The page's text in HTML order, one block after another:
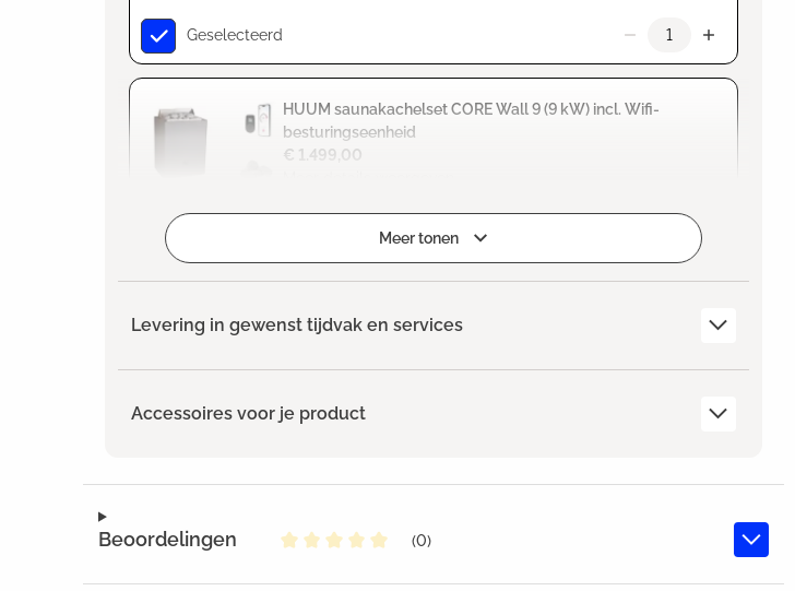
Geselecteerd
HUUM saunakachelset CORE Wall 9 (9 kW) incl. Wifi-
besturingseenheid
€ 1.499,00
Meer tonen
Levering in gewenst tijdvak en services
Accessoires voor je product
Beoordelingen
(0)